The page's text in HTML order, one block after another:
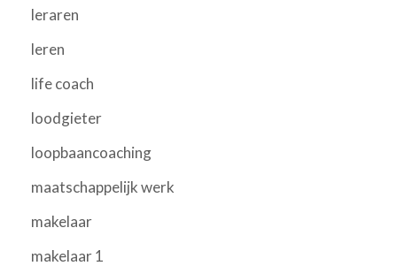
leraren
leren
life coach
loodgieter
loopbaancoaching
maatschappelijk werk
makelaar
makelaar 1